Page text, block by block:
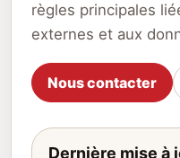
règles principales
externes et aux
Nous contacter
Dernière mise à